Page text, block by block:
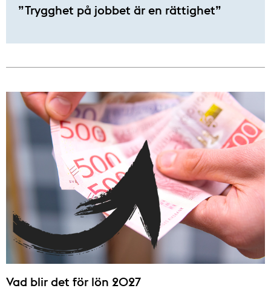
”Trygghet på jobbet är en rättighet”
Vad blir det för lön 2027